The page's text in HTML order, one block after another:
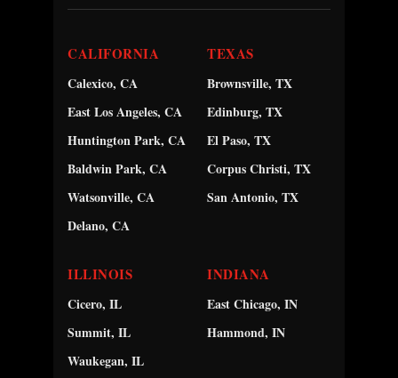
CALIFORNIA
Calexico, CA
East Los Angeles, CA
Huntington Park, CA
Baldwin Park, CA
Watsonville, CA
Delano, CA
TEXAS
Brownsville, TX
Edinburg, TX
El Paso, TX
Corpus Christi, TX
San Antonio, TX
ILLINOIS
Cicero, IL
Summit, IL
Waukegan, IL
INDIANA
East Chicago, IN
Hammond, IN